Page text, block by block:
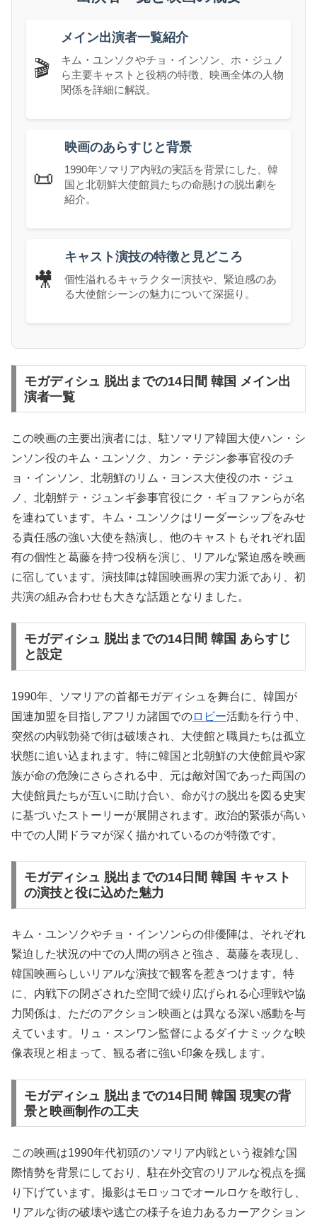
🎬
メイン出演者一覧紹介
キム・ユンソクやチョ・インソン、ホ・ジュノ
ら主要キャストと役柄の特徴、映画全体の人物
関係を詳細に解説。
📜
映画のあらすじと背景
1990年ソマリア内戦の実話を背景にした、韓
国と北朝鮮大使館員たちの命懸けの脱出劇を
紹介。
🎥
キャスト演技の特徴と見どころ
個性溢れるキャラクター演技や、緊迫感のあ
る大使館シーンの魅力について深掘り。
モガディシュ 脱出までの14日間 韓国 メイン出
演者一覧
この映画の主要出演者には、駐ソマリア韓国大使ハン・シ
ンソン役のキム・ユンソク、カン・テジン参事官役のチ
ョ・インソン、北朝鮮のリム・ヨンス大使役のホ・ジュ
ノ、北朝鮮テ・ジュンギ参事官役にク・ギョファンらが名
を連ねています。キム・ユンソクはリーダーシップをみせ
る責任感の強い大使を熱演し、他のキャストもそれぞれ固
有の個性と葛藤を持つ役柄を演じ、リアルな緊迫感を映画
に宿しています。演技陣は韓国映画界の実力派であり、初
共演の組み合わせも大きな話題となりました。
モガディシュ 脱出までの14日間 韓国 あらすじ
と設定
1990年、ソマリアの首都モガディシュを舞台に、韓国が
国連加盟を目指しアフリカ諸国でのロビー活動を行う中、
突然の内戦勃発で街は破壊され、大使館と職員たちは孤立
状態に追い込まれます。特に韓国と北朝鮮の大使館員や家
族が命の危険にさらされる中、元は敵対国であった両国の
大使館員たちが互いに助け合い、命がけの脱出を図る史実
に基づいたストーリーが展開されます。政治的緊張が高い
中での人間ドラマが深く描かれているのが特徴です。
モガディシュ 脱出までの14日間 韓国 キャスト
の演技と役に込めた魅力
キム・ユンソクやチョ・インソンらの俳優陣は、それぞれ
緊迫した状況の中での人間の弱さと強さ、葛藤を表現し、
韓国映画らしいリアルな演技で観客を惹きつけます。特
に、内戦下の閉ざされた空間で繰り広げられる心理戦や協
力関係は、ただのアクション映画とは異なる深い感動を与
えています。リュ・スンワン監督によるダイナミックな映
像表現と相まって、観る者に強い印象を残します。
モガディシュ 脱出までの14日間 韓国 現実の背
景と映画制作の工夫
この映画は1990年代初頭のソマリア内戦という複雑な国
際情勢を背景にしており、駐在外交官のリアルな視点を掘
り下げています。撮影はモロッコでオールロケを敢行し、
リアルな街の破壊や逃亡の様子を迫力あるカーアクション